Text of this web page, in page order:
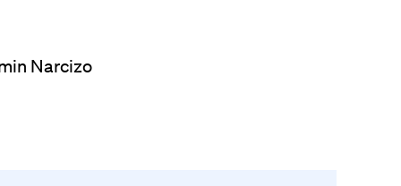
Narcizo